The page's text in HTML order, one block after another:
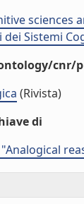
sciences
Sistemi
cnr/
(Rivista)
di